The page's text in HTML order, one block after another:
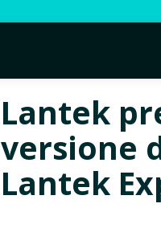
Lantek
versione
Lantek